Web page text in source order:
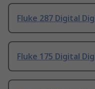
Fluke 287 Digital
Fluke 175 Digital